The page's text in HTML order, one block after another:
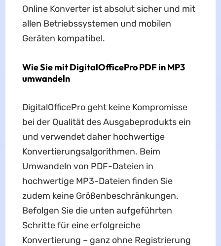
Online Konverter ist absolut sicher und mit
allen Betriebssystemen und mobilen
Geräten kompatibel.
Wie Sie mit DigitalOfficePro PDF in MP3
umwandeln
DigitalOfficePro geht keine Kompromisse
bei der Qualität des Ausgabeprodukts ein
und verwendet daher hochwertige
Konvertierungsalgorithmen. Beim
Umwandeln von PDF-Dateien in
hochwertige MP3-Dateien finden Sie
zudem keine Größenbeschränkungen.
Befolgen Sie die unten aufgeführten
Schritte für eine erfolgreiche
Konvertierung – ganz ohne Registrierung